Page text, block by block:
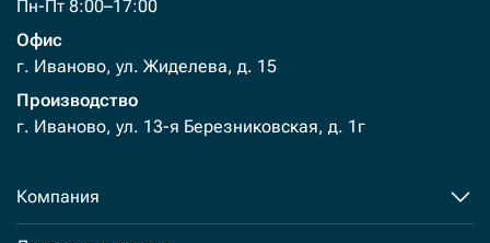
Пн-Пт 8:00–17:00
Офис
г. Иваново, ул. Жиделева, д. 15
Производство
г. Иваново, ул. 13-я Березниковская, д. 1г
Компания